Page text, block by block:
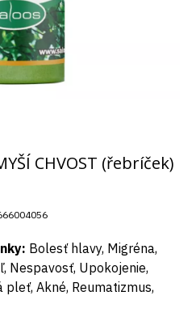
CHVOST (řebríček)
Bolesť hlavy, Migréna,
Nespavosť, Upokojenie,
Akné, Reumatizmus,